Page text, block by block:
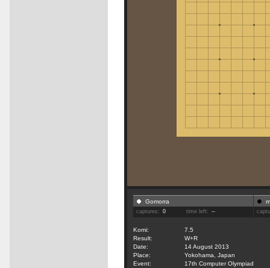
Gomorra
captures: 0 time left: --
Komi:
7.5
Result:
W+R
Date:
14 August 2013
Place:
Yokohama, Japan
Event:
17th Computer Olympiad